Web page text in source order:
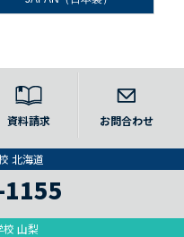
資料請求 お問合わせ
北海道
校 山梨